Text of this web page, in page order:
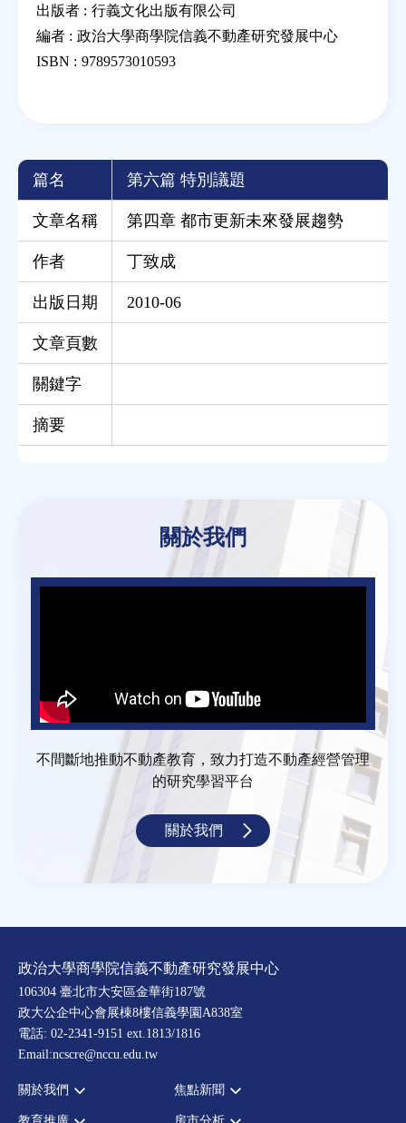
出版者 : 行義文化出版有限公司
編者 : 政治大學商學院信義不動產研究發展中心
ISBN : 9789573010593
篇名 第六篇 特別議題
文章名稱 第四章 都市更新未來發展趨勢
作者 丁致成
出版日期 2010-06
文章頁數
關鍵字
摘要
關於我們
不間斷地推動不動產教育，致力打造不動產經營管理
的研究學習平台
關於我們
政治大學商學院信義不動產研究發展中心
106304 臺北市大安區金華街187號
政大公企中心會展棟8樓信義學園A838室
電話: 02-2341-9151 ext.1813/1816
Email:ncscre@nccu.edu.tw
關於我們 焦點新聞